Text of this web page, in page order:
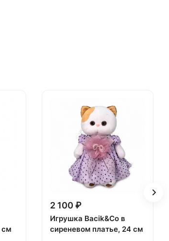
см
2 100 ₽
Игрушка Bacik&Co в
сиреневом платье, 24 см